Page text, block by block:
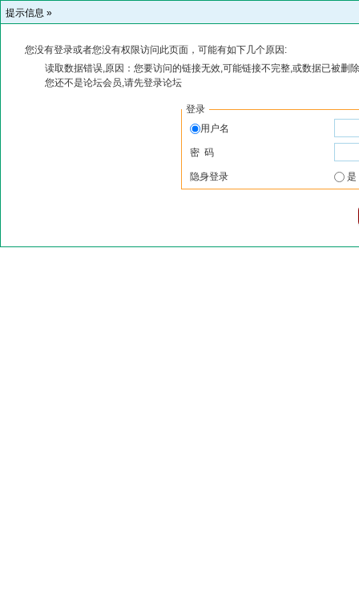
提示信息 »
您没有登录或者您没有权限访问此页面，可能有如下几个原因:
读取数据错误,原因：您要访问的链接无效,可能链接不完整,或数据已被删
您还不是论坛会员,请先登录论坛
登录
用户名
密 码
隐身登录